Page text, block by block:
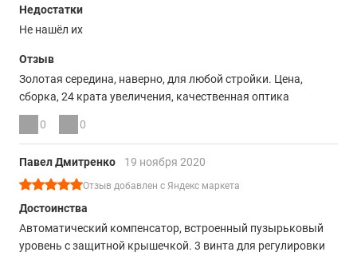
Недостатки
Не нашёл их
Отзыв
Золотая середина, наверно, для любой стройки. Цена,
сборка, 24 крата увеличения, качественная оптика
0 0
Павел Дмитренко 19 ноября 2020
Отзыв добавлен с Яндекс маркета
Достоинства
Автоматический компенсатор, встроенный пузырьковый
уровень с защитной крышечкой. 3 винта для регулировки